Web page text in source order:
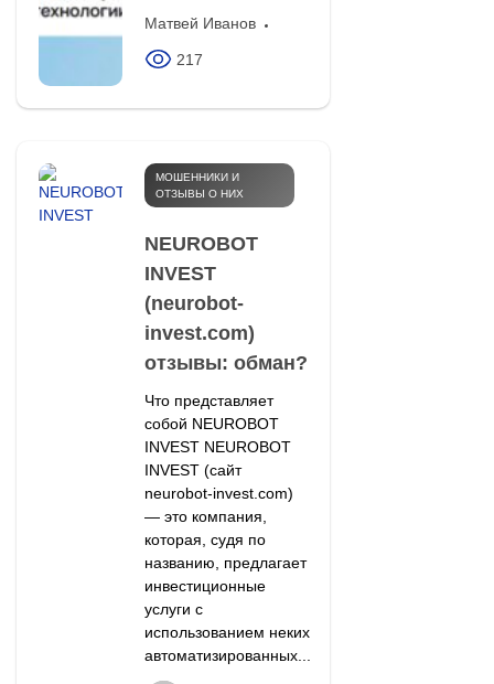
Матвей Иванов
217
МОШЕННИКИ И
ОТЗЫВЫ О НИХ
NEUROBOT
INVEST
(neurobot-
invest.com)
отзывы: обман?
Что представляет
собой NEUROBOT
INVEST NEUROBOT
INVEST (сайт
neurobot-invest.com)
— это компания,
которая, судя по
названию, предлагает
инвестиционные
услуги с
использованием неких
автоматизированных...